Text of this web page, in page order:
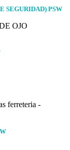
SEGURIDAD) PSW